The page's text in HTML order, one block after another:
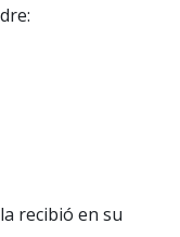
recibió en su